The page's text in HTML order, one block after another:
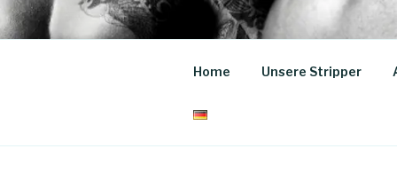
Zum
Inhalt
STRIPPER
Home Unsere Stripper